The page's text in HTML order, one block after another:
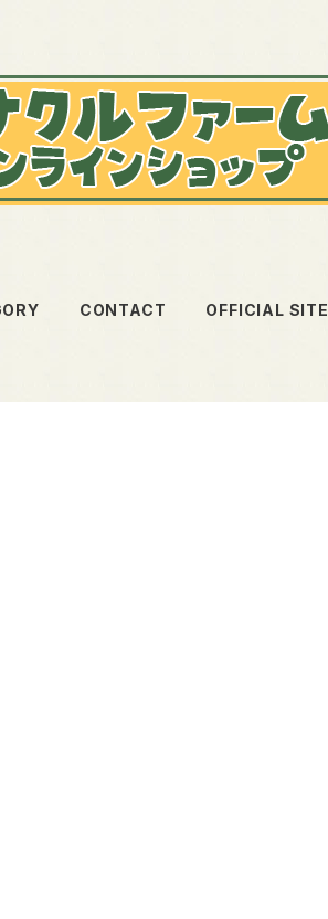
CONTACT OFFICIAL SITE